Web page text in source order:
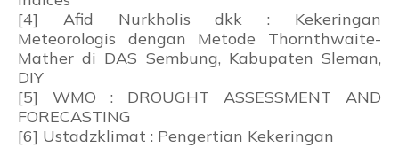
[4] Afid Nurkholis dkk : Kekeringan
Meteorologis dengan Metode Thornthwaite-
Mather di DAS Sembung, Kabupaten Sleman,
DIY
[5] WMO : DROUGHT ASSESSMENT AND
FORECASTING
[6] Ustadzklimat : Pengertian Kekeringan